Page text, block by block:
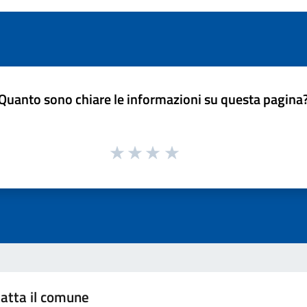
sono chiare le informazioni su questa
il comune